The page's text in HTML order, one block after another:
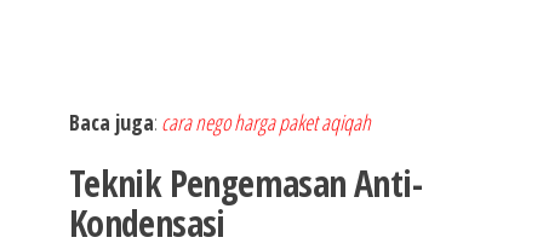
Baca juga: cara nego harga paket aqiqah
Teknik Pengemasan Anti-
Kondensasi